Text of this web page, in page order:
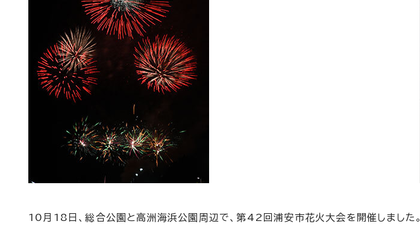
10月18日、総合公園と高洲海浜公園周辺で、第42回浦安市花火大会を開催しました。